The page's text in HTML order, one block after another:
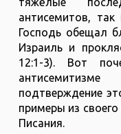
антисемитов,
Господь обещал
Израиль и
12:1-3). Вот
подтверждение
примеры из
Писания.